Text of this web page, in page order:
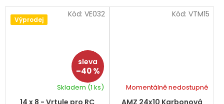
Výprodej
–40 %
Skladem (1 ks)
Kód: VE032
Momentálně nedostupné
Kód: VTM15